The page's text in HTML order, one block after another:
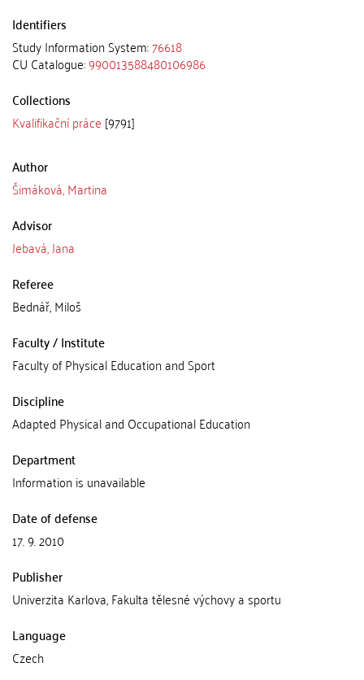
Identifiers
Study Information System:76618
CU Catalogue:990013588480106986
Collections
Kvalifikační práce [9791]
Author
Šimáková, Martina
Advisor
Jebavá, Jana
Referee
Bednář, Miloš
Faculty / Institute
Faculty of Physical Education and Sport
Discipline
Adapted Physical and Occupational Education
Department
Information is unavailable
Date of defense
17. 9. 2010
Publisher
Univerzita Karlova, Fakulta tělesné výchovy a sportu
Language
Czech